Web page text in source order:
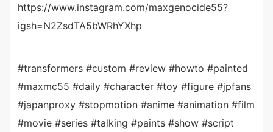
https://www.instagram.com/maxgenocide55?
igsh=N2ZsdTA5bWRhYXhp
#transformers #custom #review #howto #painted
#maxmc55 #daily #character #toy #figure #jpfans
#japanproxy #stopmotion #anime #animation #film
#movie #series #talking #paints #show #script